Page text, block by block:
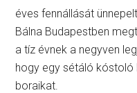
éves fennállását
Bálna Budapestben
a tíz évnek a negyven
hogy egy sétáló
boraikat.